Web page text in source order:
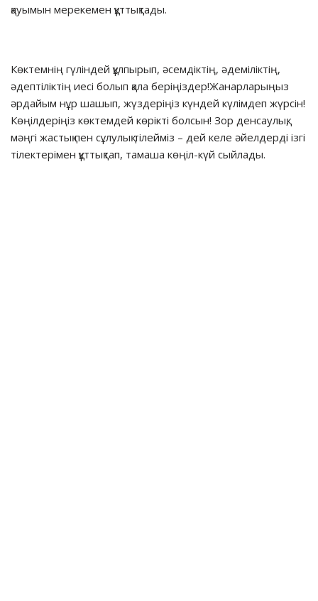
қауымын мерекемен құттықтады.
Көктемнің гүліндей құлпырып, әсемдіктің, әдеміліктің,
әдептіліктің иесі болып қала беріңіздер!Жанарларыңыз
әрдайым нұр шашып, жүздеріңіз күндей күлімдеп жүрсін!
Көңілдеріңіз көктемдей көрікті болсын! Зор денсаулық,
мәңгі жастық пен сұлулық тілейміз – дей келе әйелдерді ізгі
тілектерімен құттықтап, тамаша көңіл-күй сыйлады.